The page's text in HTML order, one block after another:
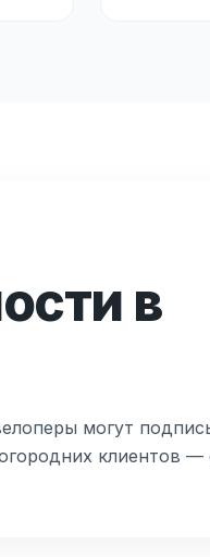
в
могут
клиентов —